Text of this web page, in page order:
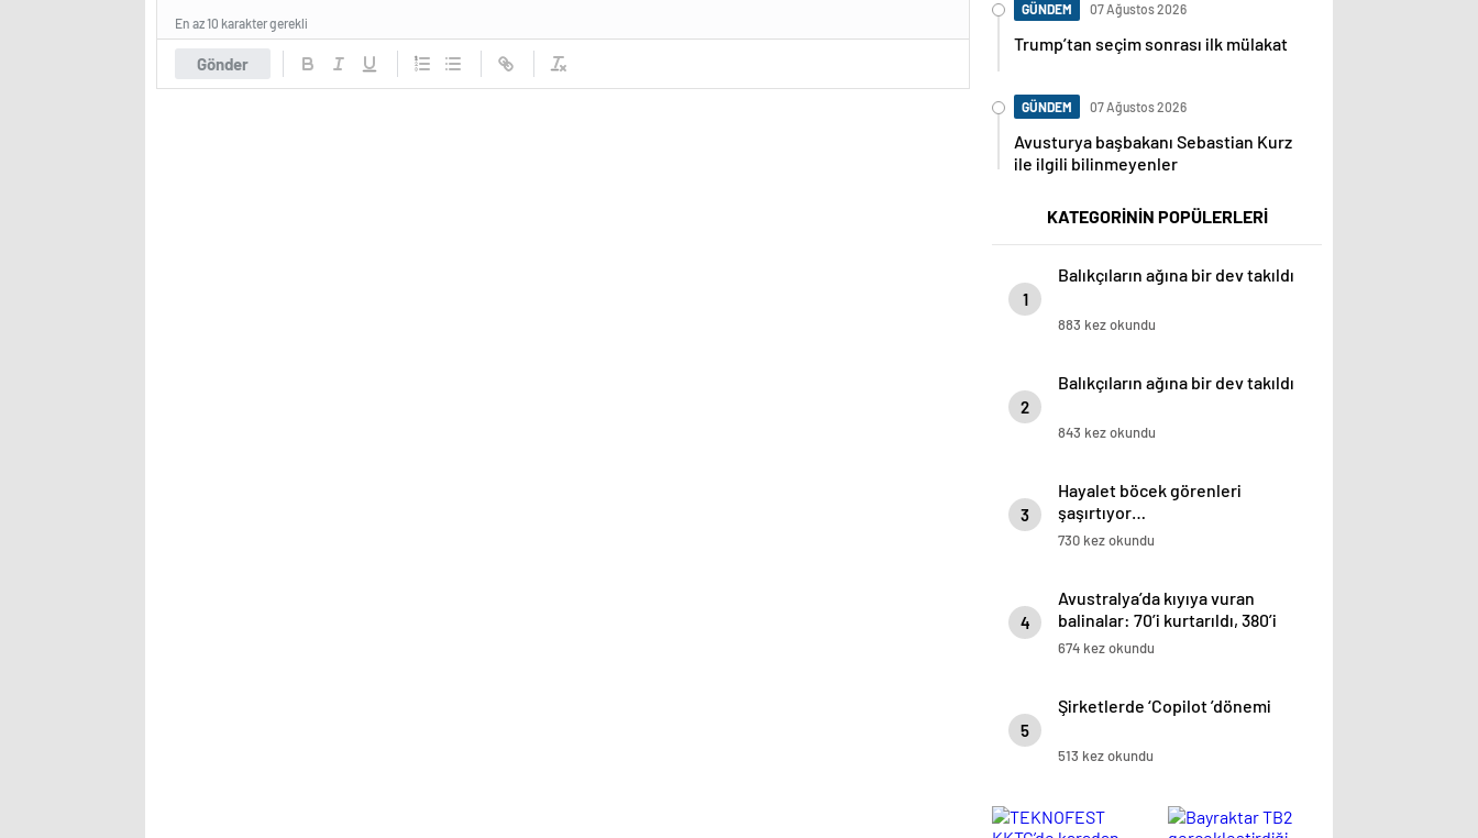
Gönder
En az 10 karakter gerekli
GÜNDEM 07 Ağustos 2026
Trump’tan seçim sonrası ilk mülakat
GÜNDEM 07 Ağustos 2026
Avusturya başbakanı Sebastian Kurz
ile ilgili bilinmeyenler
KATEGORİNİN POPÜLERLERİ
1
Balıkçıların ağına bir dev takıldı
883 kez okundu
2
Balıkçıların ağına bir dev takıldı
843 kez okundu
3
Hayalet böcek görenleri
şaşırtıyor…
730 kez okundu
4
Avustralya’da kıyıya vuran
balinalar: 70’i kurtarıldı, 380’i
öldü
674 kez okundu
5
Şirketlerde ‘Copilot ’dönemi
513 kez okundu